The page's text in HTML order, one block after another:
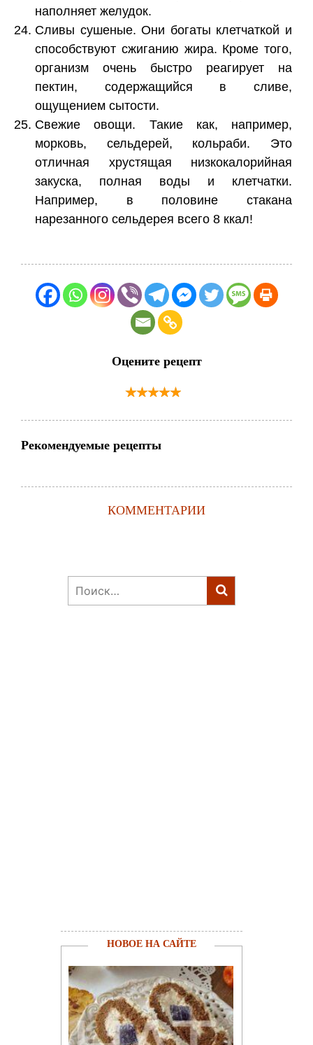
наполняет желудок.
Сливы сушеные. Они богаты клетчаткой и
способствуют сжиганию жира. Кроме того,
организм очень быстро реагирует на
пектин, содержащийся в сливе,
ощущением сытости.
Свежие овощи. Такие как, например,
морковь, сельдерей, кольраби. Это
отличная хрустящая низкокалорийная
закуска, полная воды и клетчатки.
Например, в половине стакана
нарезанного сельдерея всего 8 ккал!
Оцените рецепт
Рекомендуемые рецепты
КОММЕНТАРИИ
Найти:
НОВОЕ НА САЙТЕ